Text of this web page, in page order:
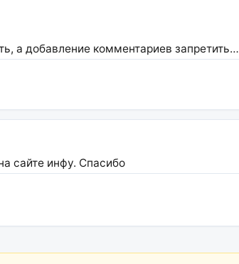
а добавление комментариев запретить…
сайте инфу. Спасибо